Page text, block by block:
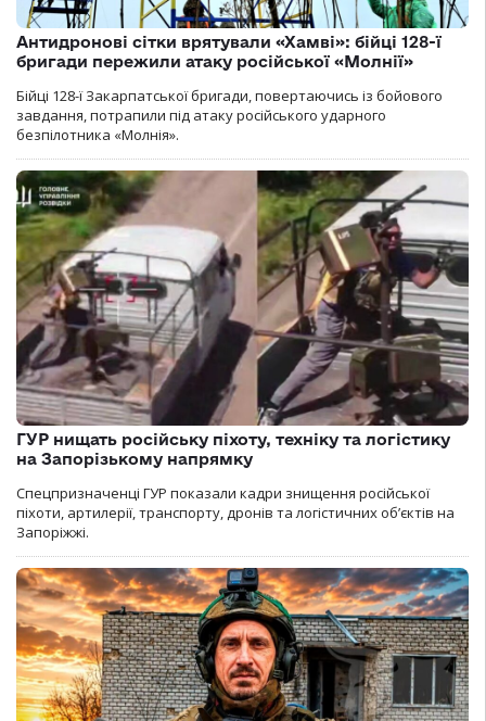
Антидронові сітки врятували «Хамві»: бійці 128-ї
бригади пережили атаку російської «Молнії»
Бійці 128-ї Закарпатської бригади, повертаючись із бойового
завдання, потрапили під атаку російського ударного
безпілотника «Молнія».
ГУР нищать російську піхоту, техніку та логістику
на Запорізькому напрямку
Спецпризначенці ГУР показали кадри знищення російської
піхоти, артилерії, транспорту, дронів та логістичних об’єктів на
Запоріжжі.